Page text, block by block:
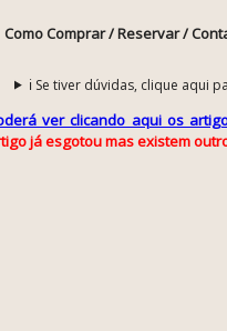
Como Comprar / Reservar /
ℹ️ Se tiver dúvidas, clique aqui
ver clicando aqui os
já esgotou mas existem